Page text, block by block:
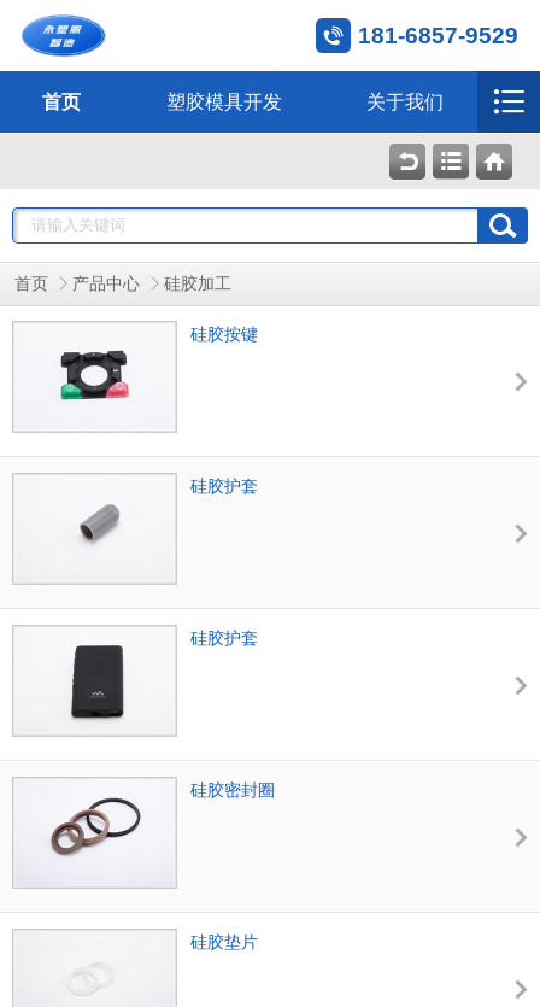
181-6857-9529
首页 塑胶模具开发 关于我们
首页 产品中心 硅胶加工
硅胶按键
硅胶护套
硅胶护套
硅胶密封圈
硅胶垫片